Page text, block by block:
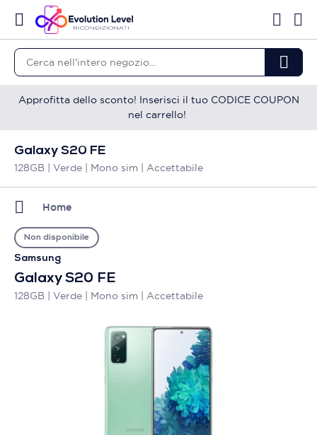
Approfitta dello sconto! Inserisci il tuo CODICE COUPON
nel carrello!
Galaxy S20 FE
128GB | Verde | Mono sim | Accettabile
Home
Samsung
Galaxy S20 FE
128GB | Verde | Mono sim | Accettabile
Non disponibile